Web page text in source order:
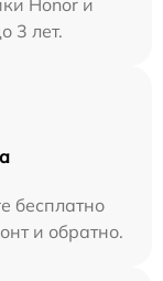
Honor и
3 лет.
бесплатно
и обратно.